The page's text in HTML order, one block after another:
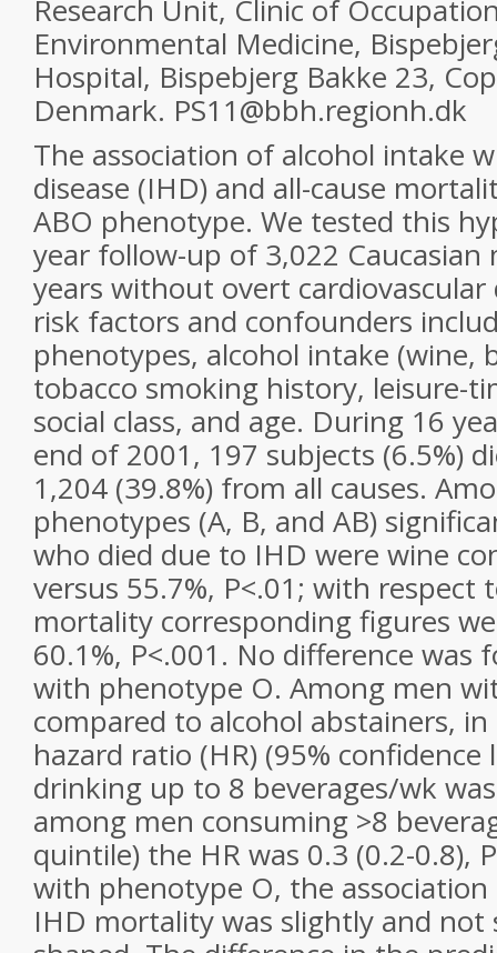
Research Unit, Clinic of
Environmental Medicine,
Hospital, Bispebjerg Bakke 23,
Denmark. PS11@bbh.regionh.dk
The association of alcohol intake
disease (IHD) and all-cause
ABO phenotype. We tested this
year follow-up of 3,022 Caucasian
years without overt cardiovascular
risk factors and confounders
phenotypes, alcohol intake (wine,
tobacco smoking history, leisure-
social class, and age. During 16
end of 2001, 197 subjects (6.5%)
1,204 (39.8%) from all causes.
phenotypes (A, B, and AB)
who died due to IHD were wine
versus 55.7%, P<.01; with respect
mortality corresponding figures
60.1%, P<.001. No difference was
with phenotype O. Among men
compared to alcohol abstainers,
hazard ratio (HR) (95%
drinking up to 8 beverages/wk
among men consuming >8
quintile) the HR was 0.3 (0.2-0.8),
with phenotype O, the
IHD mortality was slightly and not